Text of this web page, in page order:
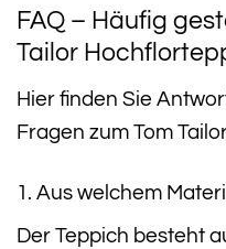
FAQ – Häufig
Tailor
Hier finden Sie
Fragen zum Tom
1. Aus welchem
Der Teppich besteht